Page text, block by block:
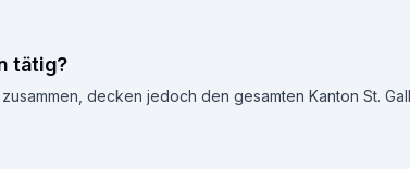
tätig?
decken jedoch den gesamten Kanton St.